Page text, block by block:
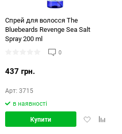
Спрей для волосся The
Bluebeards Revenge Sea Salt
Spray 200 ml
0
437 грн.
Арт: 3715
в наявності
ДодатиДодати
Купити